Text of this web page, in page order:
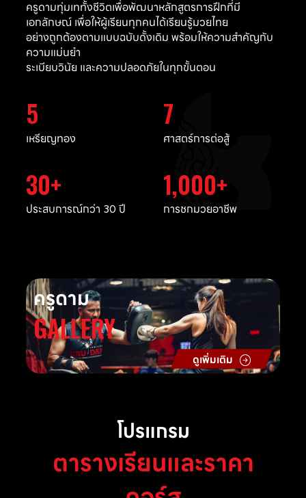
ครูดามทุ่มเททั้งชีวิตเพื่อพัฒนาหลักสูตรการฝึกที่มี
เอกลักษณ์ เพื่อให้ผู้เรียนทุกคนได้เรียนรู้มวยไทย
อย่างถูกต้องตามแบบฉบับดั้งเดิม พร้อมให้ความสำคัญกับ
ความแม่นยำ
ระเบียบวินัย และความปลอดภัยในทุกขั้นตอน
5
เหรียญทอง
7
ศาสตร์การต่อสู้
30
ประสบการณ์กว่า 30 ปี
1,000
การชกมวยอาชีพ
ครูดาม
GALLERY
ดูเพิ่มเติม
โปรแกรม
ตารางเรียนและราคา